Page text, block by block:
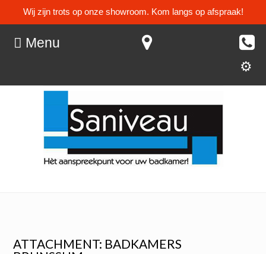
Wij zijn trots op onze showroom. Kom langs op afspraak!
Menu
ATTACHMENT: BADKAMERS